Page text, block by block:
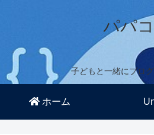
パパ
子どもと一緒にプロ
ホーム